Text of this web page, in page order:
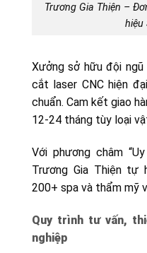
Trương Gia Thiện –
hiệu
Xưởng sở hữu đội
cắt laser CNC hiện
chuẩn. Cam kết giao
12-24 tháng tùy loại
Với phương châm
Trương Gia Thiện
200+ spa và thẩm mỹ
Quy trình tư vấn,
nghiệp